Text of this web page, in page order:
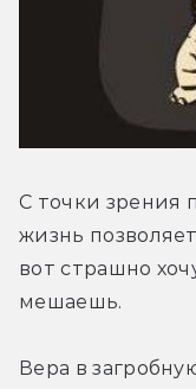
С точки зрения
жизнь
вот страшно
мешаешь.
Вера в